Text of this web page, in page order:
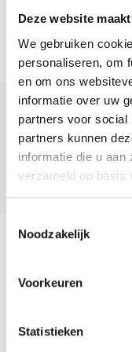
Deze website
We gebruiken
personaliseren, om
en om ons
informatie over uw
partners voor social
partners kunnen
informatie die u aan
verzameld op basis
Noodzakelijk
Voorkeuren
Statistieken
– Woonoppervlakte: 75
– Bouwjaar 1998;
Looking for a spacious
convenient location in
for you!
This apartment offers
two spacious bedrooms,
storage room on the
favorable location, it’s
families, or anyone
amenities.
Starting offer price: €
Deel deze
woning:
Team